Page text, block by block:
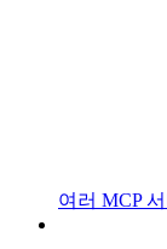
여러 MCP